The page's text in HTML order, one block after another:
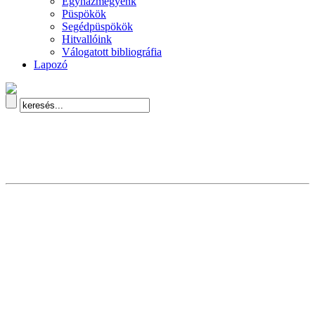
Püspökök
Segédpüspökök
Hitvallóink
Válogatott bibliográfia
Lapozó